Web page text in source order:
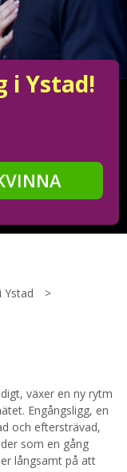
i Ystad!
information och
Jag kan dra
Ystad
växer en ny rytm
Engångsligg, en
och eftersträvad,
som en gång
långsamt på att